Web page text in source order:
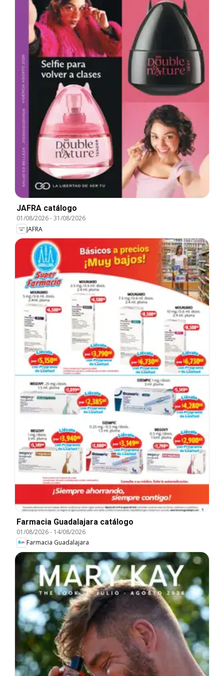
JAFRA catálogo
01/08/2026-31/08/2026
JAFRA
Farmacia Guadalajara catálogo
01/08/2026- 14/08/2026
Farmacia Guadalajara